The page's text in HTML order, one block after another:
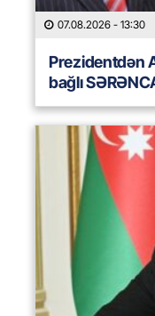
07.08.2026 - 13:30
Prezidentdən
bağlı